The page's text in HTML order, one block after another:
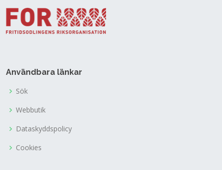
Användbara länkar
Sök
Webbutik
Dataskyddspolicy
Cookies